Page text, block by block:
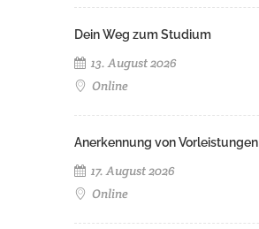
Dein Weg zum Studium
13. August 2026
Online
Anerkennung von Vorleistungen
17. August 2026
Online